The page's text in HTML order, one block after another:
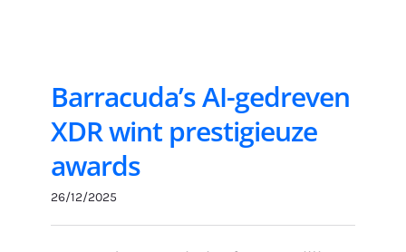
Barracuda’s AI-gedreven
XDR wint prestigieuze
awards
26/12/2025